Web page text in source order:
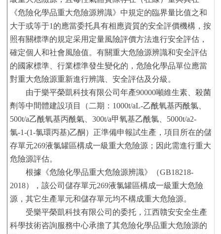
《危險化學品重大危險源辨識》中規定的臨界量比值之和
大于或等于1的應當委托具有相應資質的安全評價機構，按
照有關標準的規定采用定量風險評價方法進行安全評估，
確定個人和社會風險值。有關重大危險源辨識和安全評估
的國家標準、行業標準發生變化的，危險化學品單位應當
對重大危險源重新進行辨識、安全評估及分級。
由于樂平榮凱科技有限公司年產90000噸維生素、殺菌
劑等中間體建設項目（二期：1000t/aL-乙酰氧基丙酰氯、
500t/a乙酰氧基丙酰氣、300t/a甲氧基乙酰氯、5000t/a2-
氯-1-(1-氯環丙基)乙酮）正準備申報試生產，項目所在的儲
存單元269液氯罐區構成一級重大危險源；因此需進行重大
危險源評估。
根據《危險化學品重大危險源辨識》（GB18218-
2018），該公司儲存單元269液氯罐區構成一級重大危險
源，其它生產單元和儲存單元均不構成重大危險源。
受樂平榮凱科技有限公司 的委托，江西贛安安全生產
科學技術咨詢服務中心承擔了其危險化學品重大危險源的